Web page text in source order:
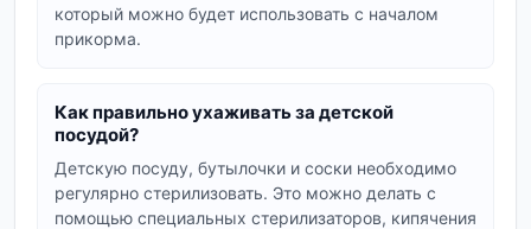
приспособления для кормления:
анатомических особенностей младенцев.
безопасные модели, которые облегчат
прикорм и позволят малышу участвовать в
который можно будет использовать с началом
прикорма.
Как правильно ухаживать за детской
посудой?
Детскую посуду, бутылочки и соски необходимо
регулярно стерилизовать. Это можно делать с
помощью специальных стерилизаторов, кипячения